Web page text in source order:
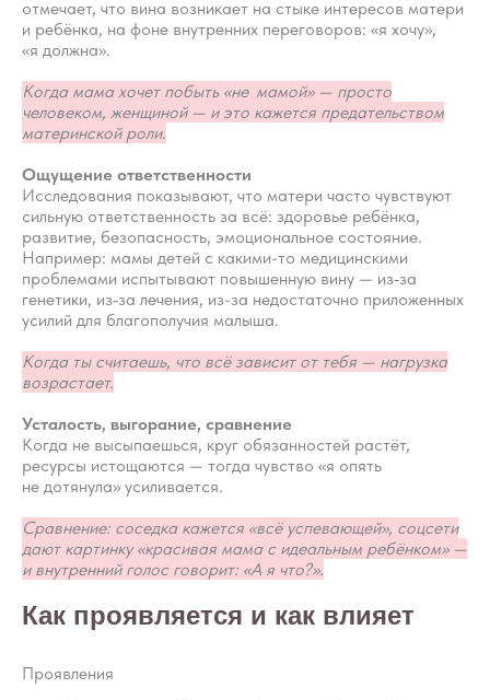
отмечает, что вина возникает на стыке интересов матери
и ребёнка, на фоне внутренних переговоров: «я хочу»,
«я должна».
Когда мама хочет побыть «не мамой» — просто
человеком, женщиной — и это кажется предательством
материнской роли.
Ощущение ответственности
Исследования показывают, что матери часто чувствуют
сильную ответственность за всё: здоровье ребёнка,
развитие, безопасность, эмоциональное состояние.
Например: мамы детей с какими-то медицинскими
проблемами испытывают повышенную вину — из‑за
генетики, из‑за лечения, из-за недостаточно приложенных
усилий для благополучия малыша.
Когда ты считаешь, что всё зависит от тебя — нагрузка
возрастает.
Усталость, выгорание, сравнение
Когда не высыпаешься, круг обязанностей растёт,
ресурсы истощаются — тогда чувство «я опять
не дотянула» усиливается.
Сравнение: соседка кажется «всё успевающей», соцсети
дают картинку «красивая мама с идеальным ребёнком» —
и внутренний голос говорит: «А я что?».
Как проявляется и как влияет
Проявления